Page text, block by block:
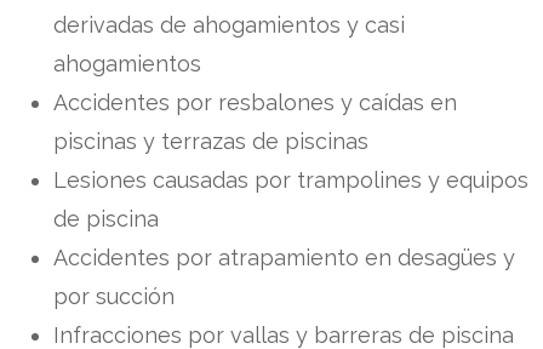
derivadas de ahogamientos y casi
ahogamientos
Accidentes por resbalones y caídas en
piscinas y terrazas de piscinas
Lesiones causadas por trampolines y equipos
de piscina
Accidentes por atrapamiento en desagües y
por succión
Infracciones por vallas y barreras de piscina